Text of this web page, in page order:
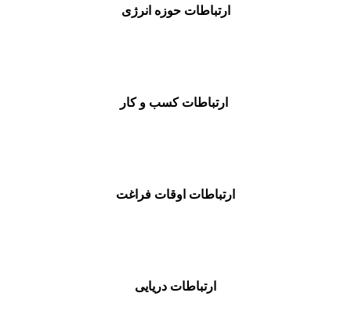
ارتباطات حوزه انرژی
ارتباطات کسب و کار
ارتباطات اوقات فراغت
ارتباطات دریایی